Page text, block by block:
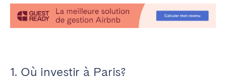
1. Où investir à Paris?